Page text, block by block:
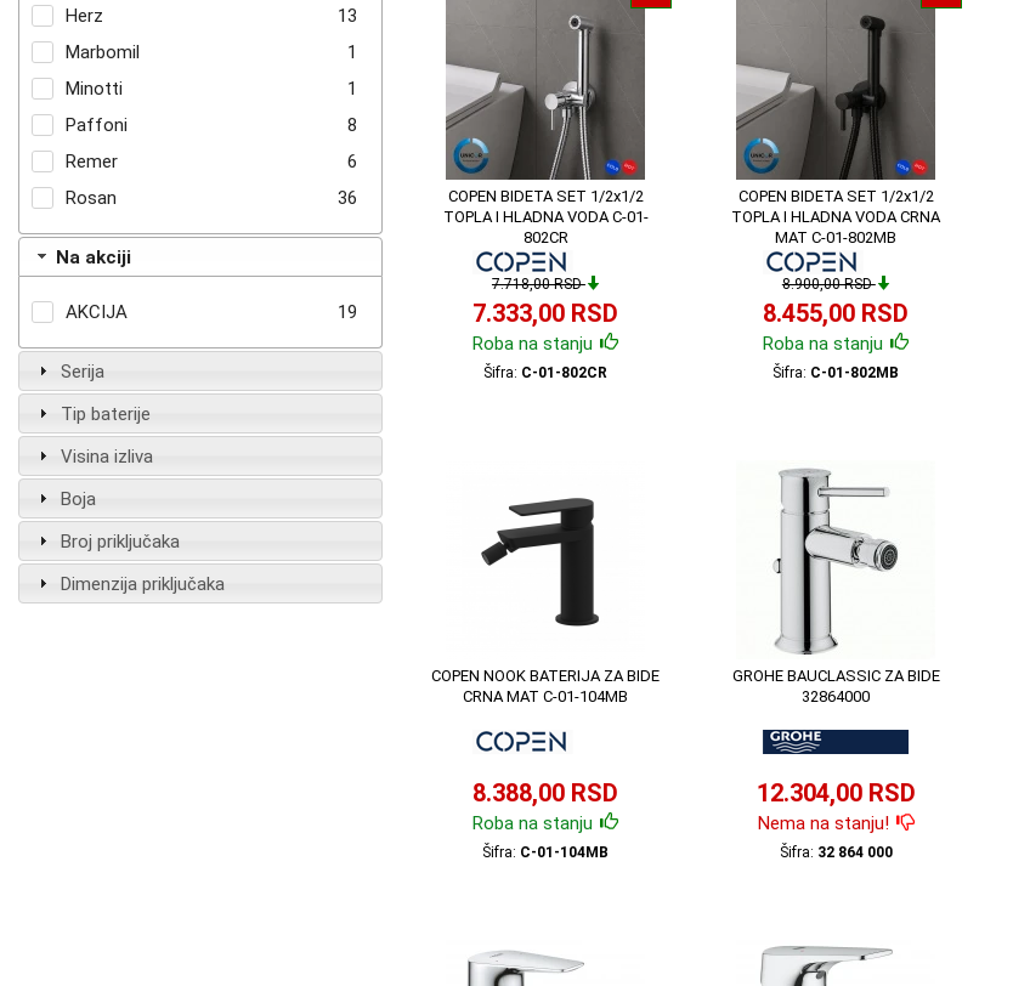
Herz
13
Marbomil
1
Minotti
1
Paffoni
8
Remer
6
Rosan
36
Na akciji
AKCIJA 19
Serija
Tip baterije
Visina izliva
Boja
Broj priključaka
Dimenzija priključaka
COPEN BIDETA SET 1/2x1/2
TOPLA I HLADNA VODA C-01-
802CR
7.718,00 RSD
7.333,00 RSD
Roba na stanju
Šifra: C-01-802CR
COPEN BIDETA SET 1/2x1/2
TOPLA I HLADNA VODA CRNA
MAT C-01-802MB
8.900,00 RSD
8.455,00 RSD
Roba na stanju
Šifra: C-01-802MB
COPEN NOOK BATERIJA ZA BIDE
CRNA MAT C-01-104MB
8.388,00 RSD
Roba na stanju
Šifra: C-01-104MB
GROHE BAUCLASSIC ZA BIDE
32864000
12.304,00 RSD
Nema na stanju!
Šifra: 32 864 000